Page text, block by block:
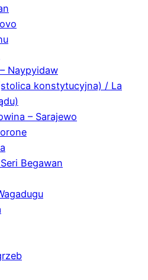
Naypyidaw
konstytucyjna) / La
– Sarajewo
Begawan